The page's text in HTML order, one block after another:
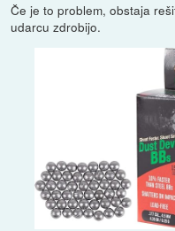
Če je to problem, obstaja
udarcu zdrobijo.